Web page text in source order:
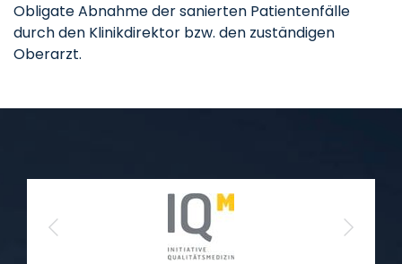
Obligate Abnahme der sanierten Patientenfälle
durch den Klinikdirektor bzw. den zuständigen
Oberarzt.
Previous Next